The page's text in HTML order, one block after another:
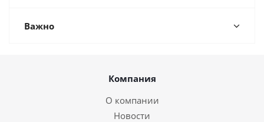
Важно
Компания
О компании
Новости